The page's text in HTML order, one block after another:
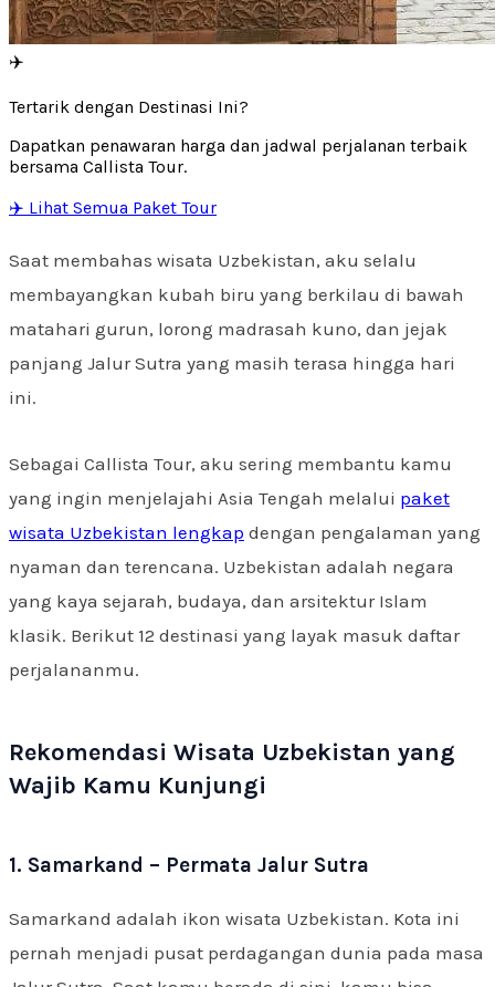
✈️
Tertarik dengan Destinasi Ini?
Dapatkan penawaran harga dan jadwal perjalanan terbaik
bersama Callista Tour.
✈️ Lihat Semua Paket Tour
Saat membahas wisata Uzbekistan, aku selalu
membayangkan kubah biru yang berkilau di bawah
matahari gurun, lorong madrasah kuno, dan jejak
panjang Jalur Sutra yang masih terasa hingga hari
ini.
Sebagai Callista Tour, aku sering membantu kamu
yang ingin menjelajahi Asia Tengah melalui paket
wisata Uzbekistan lengkap dengan pengalaman yang
nyaman dan terencana. Uzbekistan adalah negara
yang kaya sejarah, budaya, dan arsitektur Islam
klasik. Berikut 12 destinasi yang layak masuk daftar
perjalananmu.
Rekomendasi Wisata Uzbekistan yang
Wajib Kamu Kunjungi
1. Samarkand – Permata Jalur Sutra
Samarkand adalah ikon wisata Uzbekistan. Kota ini
pernah menjadi pusat perdagangan dunia pada masa